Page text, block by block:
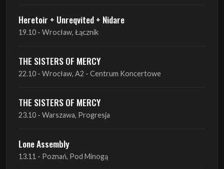
THE SISTERS OF MERCY
22.10 - Wrocław, A2 - Centrum Koncertowe
THE SISTERS OF MERCY
Lone Assembly
Lone Assembly
14.11 - Piekary Śląskie, OK Andaluzja